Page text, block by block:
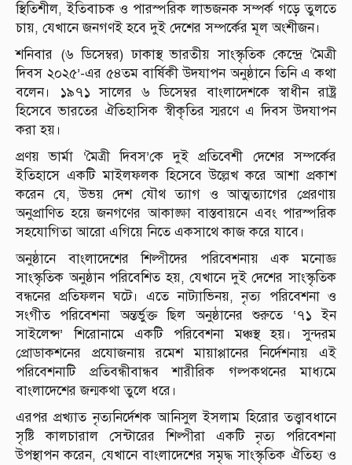
স্থিতিশীল, ইতিবাচক ও পারস্পরিক লাভজনক সম্পর্ক গড়ে তুলতে
চায়, যেখানে জনগণই হবে দুই দেশের সম্পর্কের মূল অংশীজন।
শনিবার (৬ ডিসেম্বর) ঢাকাস্থ ভারতীয় সাংস্কৃতিক কেন্দ্রে ‘মৈত্রী
দিবস ২০২৫’-এর ৫৪তম বার্ষিকী উদযাপন অনুষ্ঠানে তিনি এ কথা
বলেন। ১৯৭১ সালের ৬ ডিসেম্বর বাংলাদেশকে স্বাধীন রাষ্ট্র
হিসেবে ভারতের ঐতিহাসিক স্বীকৃতির স্মরণে এ দিবস উদযাপন
করা হয়।
প্রণয় ভার্মা ‘মৈত্রী দিবস’কে দুই প্রতিবেশী দেশের সম্পর্কের
ইতিহাসে একটি মাইলফলক হিসেবে উল্লেখ করে আশা প্রকাশ
করেন যে, উভয় দেশ যৌথ ত্যাগ ও আত্মত্যাগের প্রেরণায়
অনুপ্রাণিত হয়ে জনগণের আকাঙ্ক্ষা বাস্তবায়নে এবং পারস্পরিক
সহযোগিতা আরো এগিয়ে নিতে একসাথে কাজ করে যাবে।
অনুষ্ঠানে বাংলাদেশের শিল্পীদের পরিবেশনায় এক মনোজ্ঞ
সাংস্কৃতিক অনুষ্ঠান পরিবেশিত হয়, যেখানে দুই দেশের সাংস্কৃতিক
বন্ধনের প্রতিফলন ঘটে। এতে নাট্যাভিনয়, নৃত্য পরিবেশনা ও
সংগীত পরিবেশনা অন্তর্ভুক্ত ছিল অনুষ্ঠানের শুরুতে ‘৭১ ইন
সাইলেন্স’ শিরোনামে একটি পরিবেশনা মঞ্চস্থ হয়। সুন্দরম
প্রোডাকশনের প্রযোজনায় রমেশ মায়াপ্পানের নির্দেশনায় এই
পরিবেশনাটি প্রতিবন্ধীবান্ধব শারীরিক গল্পকথনের মাধ্যমে
বাংলাদেশের জন্মকথা তুলে ধরে।
এরপর প্রখ্যাত নৃত্যনির্দেশক আনিসুল ইসলাম হিরোর তত্ত্বাবধানে
সৃষ্টি কালচারাল সেন্টারের শিল্পীরা একটি নৃত্য পরিবেশনা
উপস্থাপন করেন, যেখানে বাংলাদেশের সমৃদ্ধ সাংস্কৃতিক ঐতিহ্য ও